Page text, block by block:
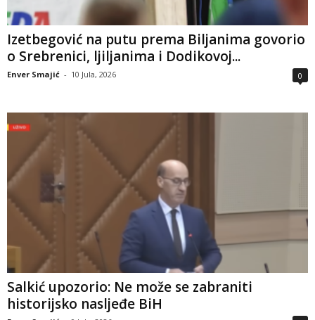
Izetbegović na putu prema Biljanima govorio
o Srebrenici, ljiljanima i Dodikovoj...
Enver Smajić - 10 Jula, 2026 0
Salkić upozorio: Ne može se zabraniti
historijsko nasljeđe BiH